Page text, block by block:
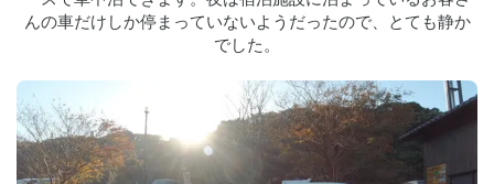
んの車だけしか停まっていないようだったので、とても静か
でした。